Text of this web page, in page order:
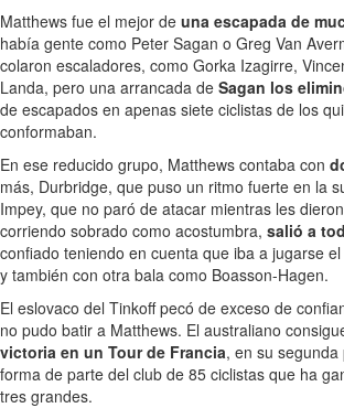
Matthews fue el mejor de una escapada de
había gente como Peter Sagan o Greg Van
colaron escaladores, como Gorka Izagirre,
Landa, pero una arrancada de Sagan los
de escapados en apenas siete ciclistas de los
conformaban.
En ese reducido grupo, Matthews contaba con
más, Durbridge, que puso un ritmo fuerte en la
Impey, que no paró de atacar mientras les
corriendo sobrado como acostumbra, salió a
confiado teniendo en cuenta que iba a jugarse
y también con otra bala como Boasson-Hagen.
El eslovaco del Tinkoff pecó de exceso de
no pudo batir a Matthews. El australiano
victoria en un Tour de Francia, en su
forma de parte del club de 85 ciclistas que ha
tres grandes.